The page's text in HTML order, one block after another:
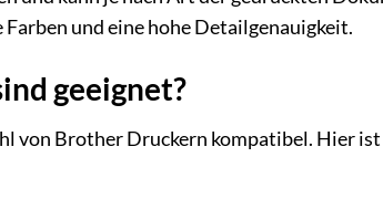
und eine hohe Detailgenauigkeit.
geeignet?
von Brother Druckern kompatibel. Hier